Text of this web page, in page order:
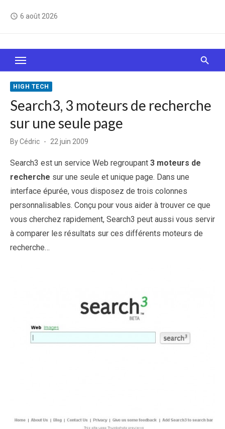
access_time 6 août 2026
Le Web, c'est comme une boîte de chocolats… On
sait jamais sur quoi on va tomber !
HIGH TECH
Search3, 3 moteurs de recherche
sur une seule page
ByCédric
Posted
22 juin 2009
Search3 est un service Web regroupant 3 moteurs de
recherche sur une seule et unique page. Dans une
interface épurée, vous disposez de trois colonnes
personnalisables. Conçu pour vous aider à trouver ce que
vous cherchez rapidement, Search3 peut aussi vous servir
à comparer les résultats sur ces différents moteurs de
recherche…